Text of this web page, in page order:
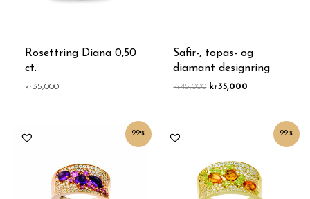
Rosettring Diana 0,50
ct.
kr35,000
Safir-, topas- og
diamant designring
kr45,000 kr35,000
22%
kr45,000.
Nåværende
22%
kr45,000.
Nåværende
kr35,000.